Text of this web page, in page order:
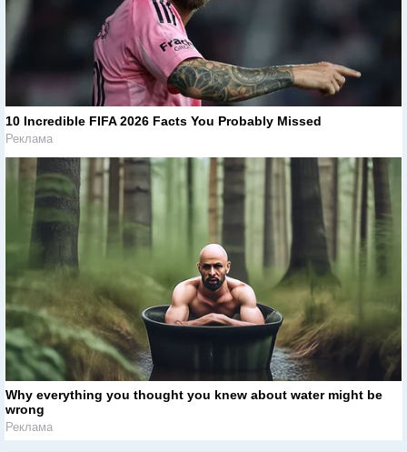
10 Incredible FIFA 2026 Facts You Probably Missed
Реклама
Why everything you thought you knew about water might be
wrong
Реклама